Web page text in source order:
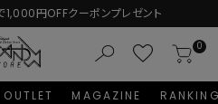
円分のポイントプレゼント！
0
OUTLET MAGAZINE